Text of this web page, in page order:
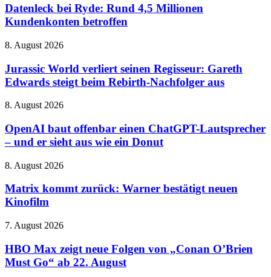
100
und
HARPOON
Ryde:
Rund
4,5
Kundenkonten
Datenleck bei Ryde: Rund 4,5 Millionen
Kundenkonten betroffen
Jurassic
verliert
seinen
Regisseur:
Edwards
beim
Rebirth-
aus
8. August 2026
Jurassic World verliert seinen Regisseur: Gareth
Edwards steigt beim Rebirth-Nachfolger aus
OpenAI
offenbar
einen
ChatGPT-
–
er
sieht
wie
Donut
8. August 2026
OpenAI baut offenbar einen ChatGPT-Lautsprecher
– und er sieht aus wie ein Donut
Matrix
zurück:
Warner
bestätigt
Kinofilm
8. August 2026
Matrix kommt zurück: Warner bestätigt neuen
Kinofilm
HBO
zeigt
neue
Folgen
7. August 2026
HBO Max zeigt neue Folgen von „Conan O’Brien
Must Go“ ab 22. August